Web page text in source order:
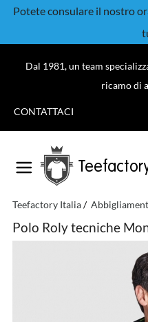
Potete consulare il nostro
Dal 1981, un team
ricamo di
CONTATTACI
Teefactory Italia
Polo Roly tecniche